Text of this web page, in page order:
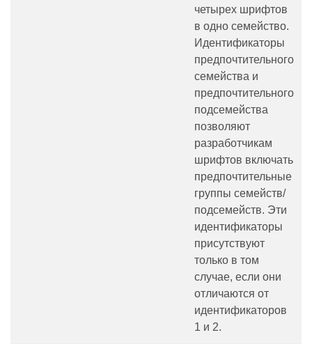
четырех шрифтов
в одно семейство.
Идентификаторы
предпочтительного
семейства и
предпочтительного
подсемейства
позволяют
разработчикам
шрифтов включать
предпочтительные
группы семейств/
подсемейств. Эти
идентификаторы
присутствуют
только в том
случае, если они
отличаются от
идентификаторов
1 и 2.